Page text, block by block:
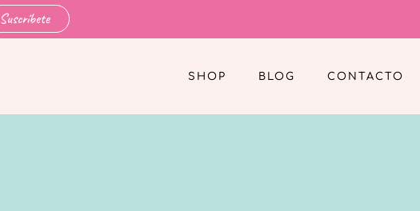
Suscríbete
SHOP BLOG CONTACTO